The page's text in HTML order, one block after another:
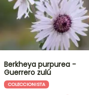
Berkheya purpurea -
Guerrero zulú
COLECCIONISTA